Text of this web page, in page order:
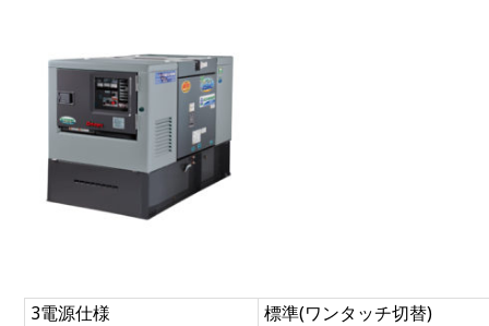
3電源仕様
標準(ワンタッチ切替)